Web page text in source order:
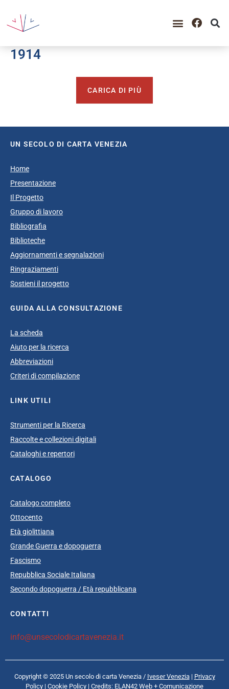
1914
CARICA DI PIÙ
UN SECOLO DI CARTA VENEZIA
Home
Presentazione
Il Progetto
Gruppo di lavoro
Bibliografia
Biblioteche
Aggiornamenti e segnalazioni
Ringraziamenti
Sostieni il progetto
GUIDA ALLA CONSULTAZIONE
La scheda
Aiuto per la ricerca
Abbreviazioni
Criteri di compilazione
LINK UTILI
Strumenti per la Ricerca
Raccolte e collezioni digitali
Cataloghi e repertori
CATALOGO
Catalogo completo
Ottocento
Età giolittiana
Grande Guerra e dopoguerra
Fascismo
Repubblica Sociale Italiana
Secondo dopoguerra / Età repubblicana
CONTATTI
info@unsecolodicartavenezia.it
Copyright © 2025 Un secolo di carta Venezia / Iveser Venezia| Privacy
Policy | Cookie Policy | Credits: ELAN42 Web + Comunicazione